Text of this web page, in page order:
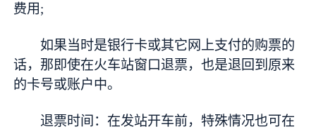
费用;
如果当时是银行卡或其它网上支付的购票的
话，那即使在火车站窗口退票，也是退回到原来
的卡号或账户中。
退票时间：在发站开车前，特殊情况也可在